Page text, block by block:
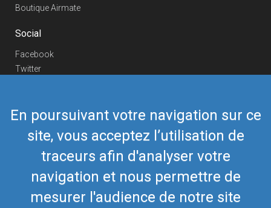
En poursuivant votre navigation sur ce
site, vous acceptez l’utilisation de
traceurs afin d'analyser votre
navigation et nous permettre de
mesurer l'audience de notre site
Boutique Airmate
Social
Facebook
Twitter
Telegram
Nous contacter
Téléphone Europe +352 26441835
Téléphone US/Canada
418-592-8862
airmate@airmate.aero
(c) Myriel Aviation SA